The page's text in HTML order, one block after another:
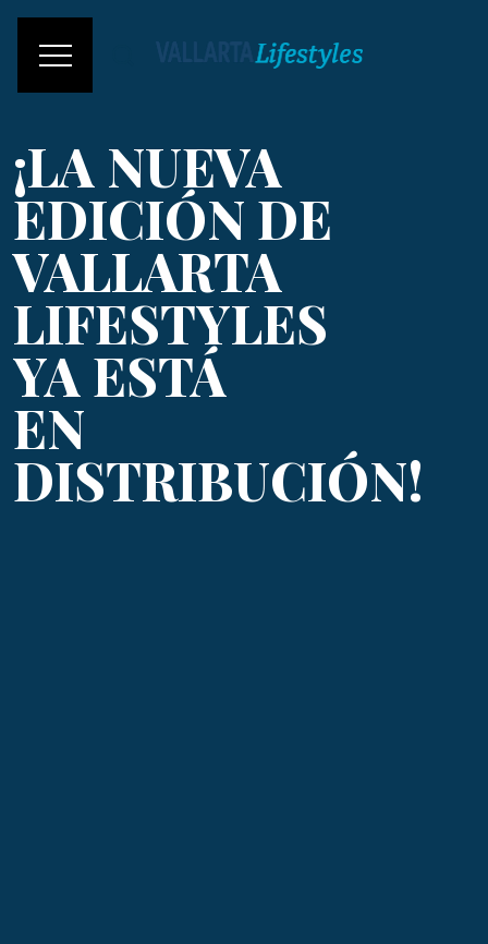
¡LA NUEVA
EDICIÓN DE
VALLARTA
LIFESTYLES
YA ESTÁ
EN
DISTRIBUCIÓN!